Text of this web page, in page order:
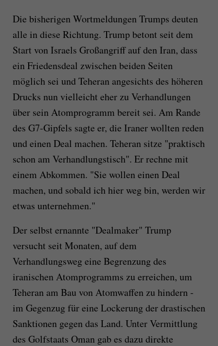
Die bisherigen Wortmeldungen Trumps deuten
alle in diese Richtung. Trump betont seit dem
Start von Israels Großangriff auf den Iran, dass
ein Friedensdeal zwischen beiden Seiten
möglich sei und Teheran angesichts des höheren
Drucks nun vielleicht eher zu Verhandlungen
über sein Atomprogramm bereit sei. Am Rande
des G7-Gipfels sagte er, die Iraner wollten reden
und einen Deal machen. Teheran sitze "praktisch
schon am Verhandlungstisch". Er rechne mit
einem Abkommen. "Sie wollen einen Deal
machen, und sobald ich hier weg bin, werden wir
etwas unternehmen."
Der selbst ernannte "Dealmaker" Trump
versucht seit Monaten, auf dem
Verhandlungsweg eine Begrenzung des
iranischen Atomprogramms zu erreichen, um
Teheran am Bau von Atomwaffen zu hindern -
im Gegenzug für eine Lockerung der drastischen
Sanktionen gegen das Land. Unter Vermittlung
des Golfstaats Oman gab es dazu direkte